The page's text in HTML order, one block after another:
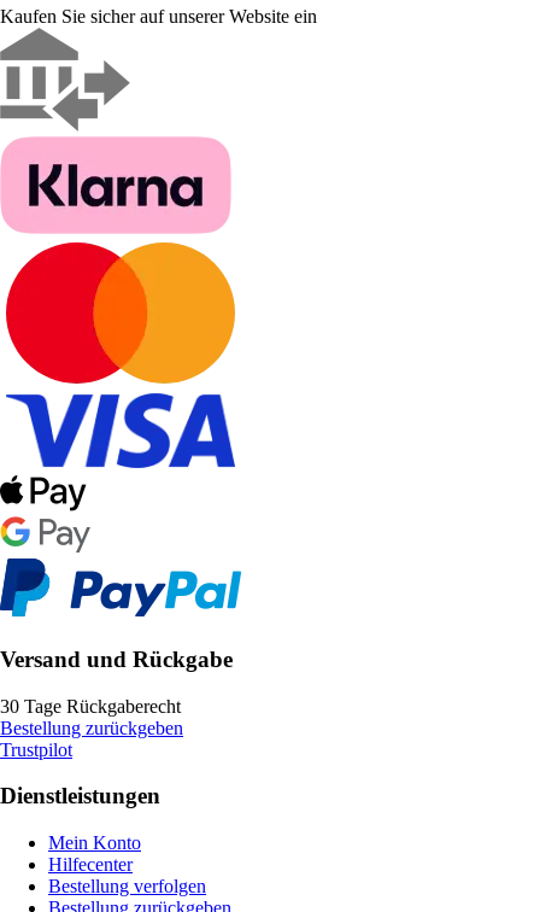
Kaufen Sie sicher auf unserer Website ein
Versand und Rückgabe
30 Tage Rückgaberecht
Bestellung zurückgeben
Trustpilot
Dienstleistungen
Mein Konto
Hilfecenter
Bestellung verfolgen
Bestellung zurückgeben